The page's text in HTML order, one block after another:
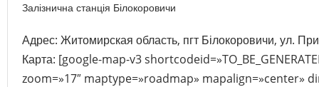
Залізнична станція Білокоровичи
Адрес: Житомирская область, пгт Білокоровичи, ул.
Карта: [google-map-v3
zoom=»17″ maptype=»roadmap» mapalign=»center»